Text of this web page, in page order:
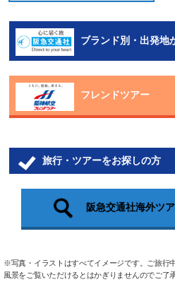
ブランド別・出発地
フレンドツアー
旅行・ツアーをお探しの方
阪急交通社海外ツ
※写真・イラストはすべてイメージです。ご旅行
風景をご覧いただけるとはかぎりませんのでご了